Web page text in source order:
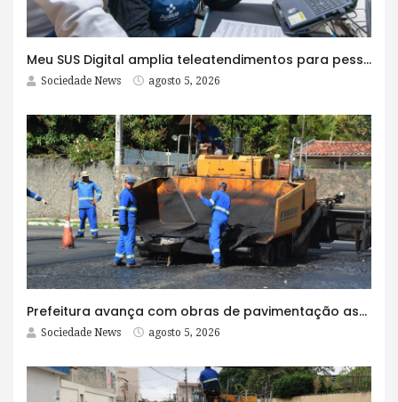
Meu SUS Digital amplia teleatendimentos para pessoas com problemas com jogos e apostas
Sociedade News agosto 5, 2026
Prefeitura avança com obras de pavimentação asfáltica na Rua Lopes Rodrigues
Sociedade News agosto 5, 2026